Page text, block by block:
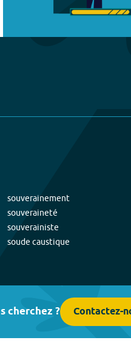
souverainement
souveraineté
souverainiste
soude caustique
cherchez ? Contactez-